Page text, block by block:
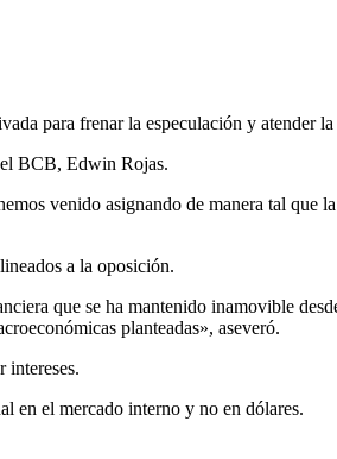
para frenar la especulación y atender
BCB, Edwin Rojas.
venido asignando de manera tal que
a la oposición.
que se ha mantenido inamovible
planteadas», aseveró.
intereses.
en el mercado interno y no en dólares.